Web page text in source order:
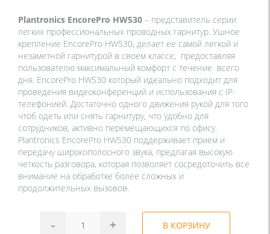
Plantronics EncorePro HW530 – представитель серии
легких профессиональных проводных гарнитур. Ушное
крепление EncorePro HW530, делает ее самой легкой и
незаметной гарнитурой в своем классе, предоставляя
пользователю максимальный комфорт с течение всего
дня. EncorePro HW530 который идеально подходит для
проведения видеоконференций и использования с IP-
телефонией. Достаточно одного движения рукой для того
чтоб одеть или снять гарнитуру, что удобно для
сотрудников, активно перемещающихся по офису.
Plantronics EncorePro HW530 поддерживает прием и
передачу широкополосного звука, предлагая высокую
четкость разговора, которая позволяет сосредоточить все
внимание на обработке более сложных и
продолжительных вызовов.
- + В КОРЗИНУ